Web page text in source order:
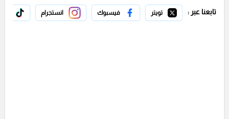
تابعنا عبر : تويتر فيسبوك انستجرام